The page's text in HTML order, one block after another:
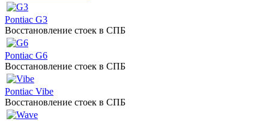
Pontiac G3
Восстановление стоек в СПБ
Pontiac G6
Восстановление стоек в СПБ
Pontiac Vibe
Восстановление стоек в СПБ